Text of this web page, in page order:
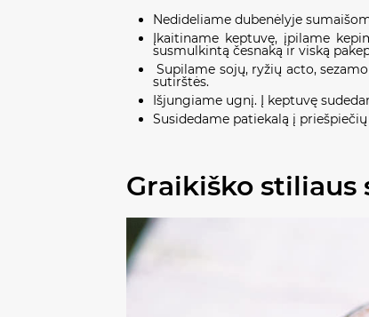
Nedideliame dubenėlyje
Įkaitiname keptuvę, įpilame
susmulkintą česnaką ir viską
Supilame sojų, ryžių acto,
sutirštės.
Išjungiame ugnį. Į keptuvę
Susidedame patiekalą į
Graikiško stiliaus